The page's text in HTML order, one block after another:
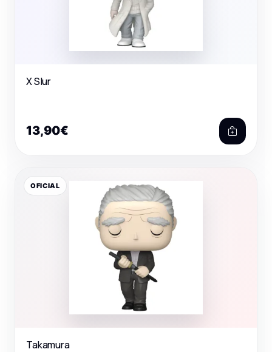
X Slur
13,90€
OFICIAL
Takamura